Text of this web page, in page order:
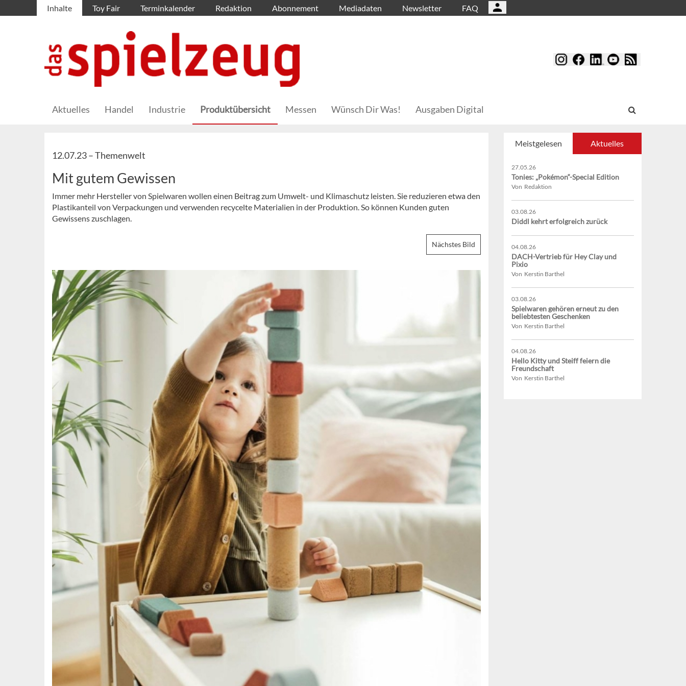
Inhalte Toy Fair Terminkalender Redaktion Abonnement Mediadaten Newsletter FAQ
Aktuelles Handel Industrie Produktübersicht Messen Wünsch Dir Was! Ausgaben Digital
12.07.23 –Themenwelt
Mit gutem Gewissen
Immer mehr Hersteller von Spielwaren wollen einen Beitrag zum Umwelt- und Klimaschutz leisten. Sie reduzieren etwa den
Plastikanteil von Verpackungen und verwenden recycelte Materialien in der Produktion. So können Kunden guten
Gewissens zuschlagen.
Nächstes Bild
Meistgelesen Aktuelles
27.05.26
Tonies: „Pokémon“-Special Edition
Von Redaktion
03.08.26
Diddl kehrt erfolgreich zurück
04.08.26
DACH-Vertrieb für Hey Clay und
Pixio
Von Kerstin Barthel
03.08.26
Spielwaren gehören erneut zu den
beliebtesten Geschenken
Von Kerstin Barthel
04.08.26
Hello Kitty und Steiff feiern die
Freundschaft
Von Kerstin Barthel